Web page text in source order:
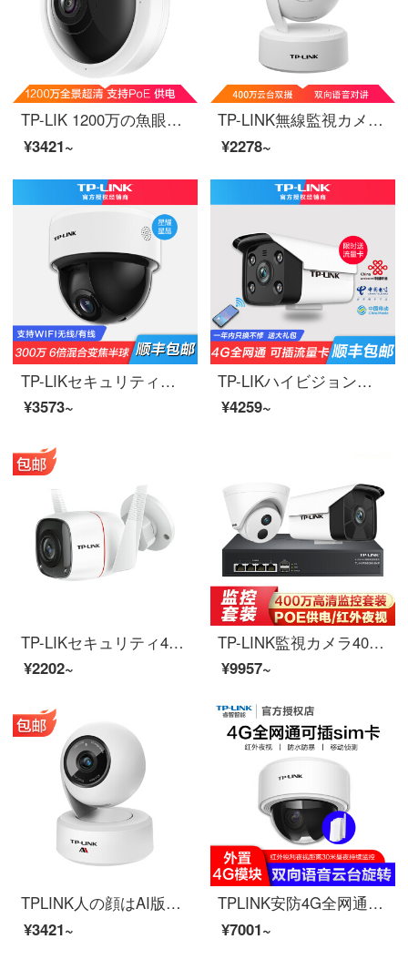
TP-LIK 1200万の魚眼無線監視カメラ360度のパノラマ超清赤外夜間テレビwifi携帯電話の遠隔双方向音声インテリジェントネットワークカメラTL-PC 59 AE
¥3421~
TP-LINK無線監視カメラ2 K超清400万ダブルカメラ雲台家庭用スマートネットワークセキュリティ監視カメラ360パノラマwifi携帯電話遠隔IPC 44 ANダブルズーム
¥2278~
TP-LIKセキュリティ無線監視カメラ携帯電話の長距離360度のパノラマ回転雲台がトップ半球を吸い込んで家庭の商用室内外の高清ネットワークの映像プローブ300万超清WIFI/LAN版【6倍ズームモデル】128 GB
¥3573~
TP-LIKハイビジョン無線監視カメラ直挿しsim携帯カード4 G全網通家庭用ネットワーク不要屋外携帯電話遠隔監視カメラ防水防塵【400万4 G全網通カメラ】時間限定で1 GB流量32 GBをプレゼントします。
¥4259~
TP-LIKセキュリティ400万高精細屋外無線監視カメラ家庭用防水防塵30 m赤外線夜間テレビwifi携帯電話遠隔監視カメラヘッド400万無線高清カメラ防水防塵32 GB
¥2202~
TP-LINK監視カメラ400万ネットワークハイビジョンモニタハードディスクレコーダセット携帯電話遠隔安防設備POE電源50 m赤外線夜間テレビ2路＋有料装着ベルト2 TBハードディスク対応
¥9957~
TPLINK人の顔はAI版の無線監視カメラの人の顔のアルバム室内の携帯電話の遠隔監視カメラの人の形を識別して双方向の音声を追跡して音声と光を話して300万AI雲台の無線ネットワークのカメラの128 GBを警告します。
¥3421~
TPLINK安防4G全网通高清无线监控摄像头 旋转云台4倍变焦 插sim卡无需网络室内外家用手机远程 TL-IPC62TZ四倍光学变焦版（4G） 128G
¥7001~